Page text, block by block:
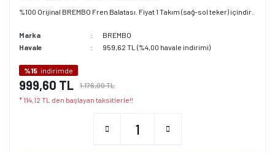
%100 Orijinal BREMBO Fren Balatası. Fiyat 1 Takım (sağ-sol teker) içindir.
Marka
BREMBO
Havale
959,62 TL (%4,00 havale indirimi)
%15 indirimde
999,60 TL
1.176,00 TL
* 114,12 TL den başlayan taksitlerle!!